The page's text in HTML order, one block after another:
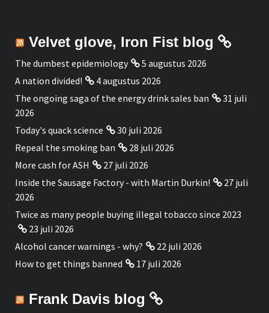
Velvet glove, Iron Fist blog
The dumbest epidemiology
5 augustus 2026
A nation divided!
4 augustus 2026
The ongoing saga of the energy drink sales ban
31 juli
2026
Today's quack science
30 juli 2026
Repeal the smoking ban
28 juli 2026
More cash for ASH
27 juli 2026
Inside the Sausage Factory - with Martin Durkin!
27 juli
2026
Twice as many people buying illegal tobacco since 2023
23 juli 2026
Alcohol cancer warnings - why?
22 juli 2026
How to get things banned
17 juli 2026
Frank Davis blog